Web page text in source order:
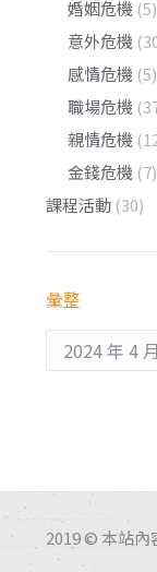
婚姻危機 (5)
意外危機
感情危機 (5)
職場危機
親情危機
金錢危機 (7)
課程活動 (30)
彙整
整
2019 © 本站內